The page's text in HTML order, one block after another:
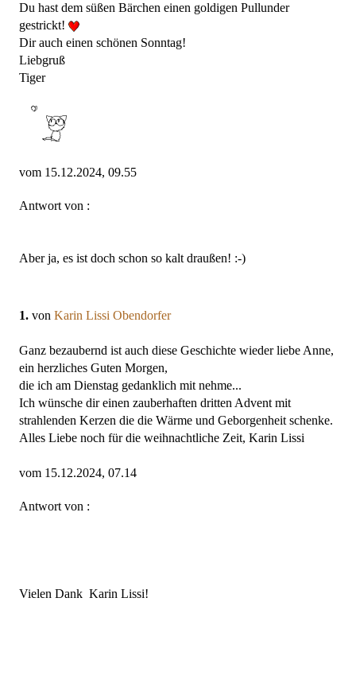
Du hast dem süßen Bärchen einen goldigen Pullunder
gestrickt!
Dir auch einen schönen Sonntag!
Liebgruß
Tiger
vom 15.12.2024, 09.55
Antwort von :
Aber ja, es ist doch schon so kalt draußen! :-)
1. von Karin Lissi Obendorfer
Ganz bezaubernd ist auch diese Geschichte wieder liebe Anne,
ein herzliches Guten Morgen,
die ich am Dienstag gedanklich mit nehme...
Ich wünsche dir einen zauberhaften dritten Advent mit
strahlenden Kerzen die die Wärme und Geborgenheit schenke.
Alles Liebe noch für die weihnachtliche Zeit, Karin Lissi
vom 15.12.2024, 07.14
Antwort von :
Vielen Dank Karin Lissi!